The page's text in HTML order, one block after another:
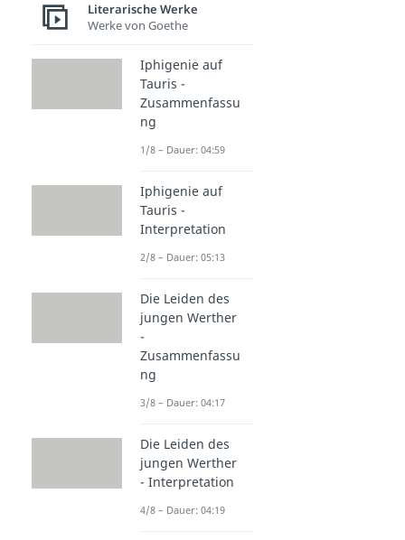
Literarische Werke
Werke von Goethe
Iphigenie auf
Tauris -
Zusammenfassu
ng
1/8 – Dauer: 04:59
Iphigenie auf
Tauris -
Interpretation
2/8 – Dauer: 05:13
Die Leiden des
jungen Werther
-
Zusammenfassu
ng
3/8 – Dauer: 04:17
Die Leiden des
jungen Werther
- Interpretation
4/8 – Dauer: 04:19